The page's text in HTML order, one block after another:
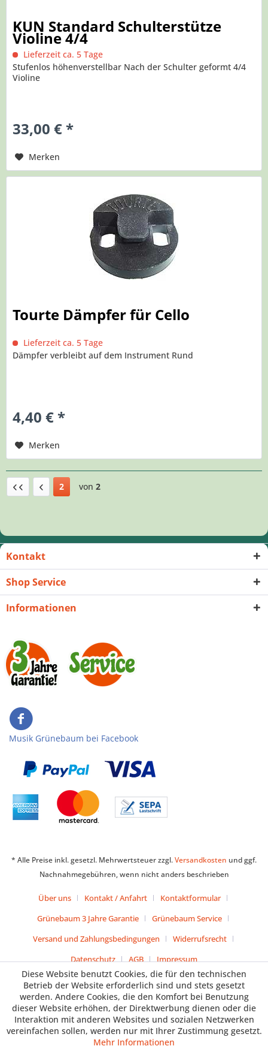
KUN Standard Schulterstütze
Violine 4/4
Lieferzeit ca. 5 Tage
Stufenlos höhenverstellbar Nach der Schulter geformt 4/4
Violine
33,00 € *
Merken
Tourte Dämpfer für Cello
Lieferzeit ca. 5 Tage
Dämpfer verbleibt auf dem Instrument Rund
4,40 € *
Merken
2 von 2
Kontakt
Shop Service
Informationen
Musik Grünebaum bei Facebook
* Alle Preise inkl. gesetzl. Mehrwertsteuer zzgl.Versandkosten und ggf.
Nachnahmegebühren, wenn nicht anders beschrieben
Über uns Kontakt / Anfahrt
Kontaktformular
Grünebaum 3 Jahre Garantie
Grünebaum Service
Versand und Zahlungsbedingungen
Widerrufsrecht
Datenschutz
AGB Impressum
Diese Website benutzt Cookies, die für den technischen
Betrieb der Website erforderlich sind und stets gesetzt
werden. Andere Cookies, die den Komfort bei Benutzung
dieser Website erhöhen, der Direktwerbung dienen oder die
Interaktion mit anderen Websites und sozialen Netzwerken
vereinfachen sollen, werden nur mit Ihrer Zustimmung gesetzt.
Mehr Informationen